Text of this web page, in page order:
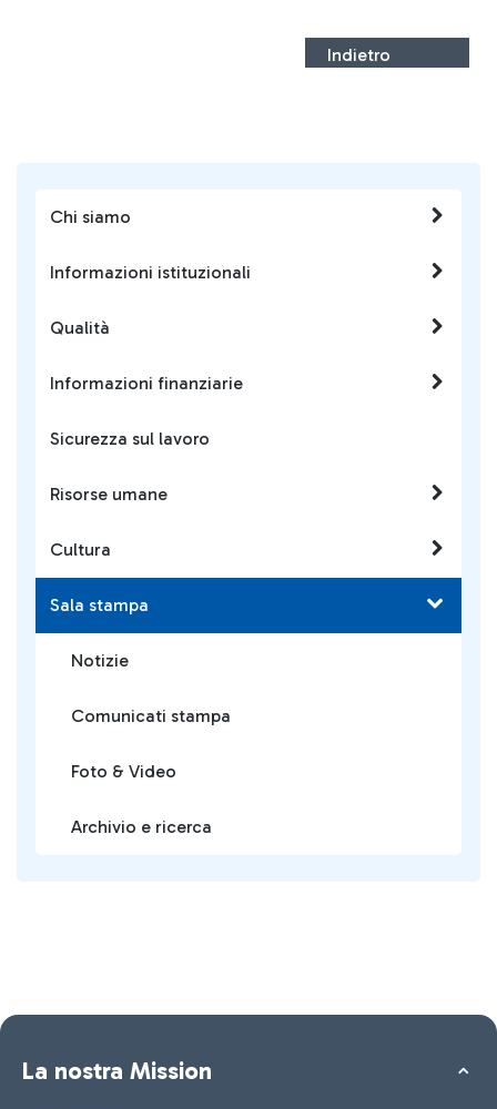
Chi siamo
Informazioni istituzionali
Qualità
Informazioni finanziarie
Sicurezza sul lavoro
Risorse umane
Cultura
Sala stampa
Notizie
Comunicati stampa
Foto & Video
Archivio e ricerca
Indietro
La nostra Mission